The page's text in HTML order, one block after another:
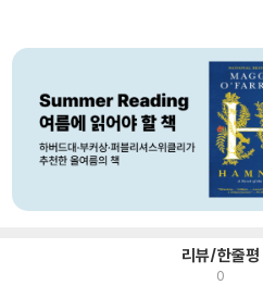
리뷰/한줄평
0